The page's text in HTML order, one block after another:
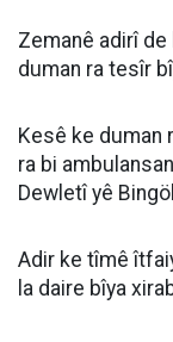
Zemanê adirî
duman ra tesîr
Kesê ke duman
ra bi
Dewletî yê
Adir ke tîmê
la daire bîya